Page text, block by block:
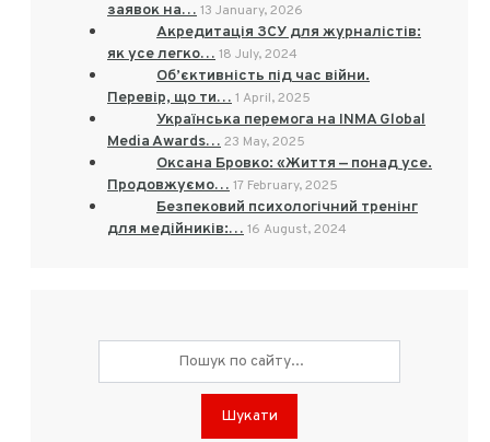
заявок на… 13 January, 2026
Акредитація ЗСУ для журналістів:
як усе легко… 18 July, 2024
Об’єктивність під час війни.
Перевір, що ти… 1 April, 2025
Українська перемога на INMA Global
Media Awards… 23 May, 2025
Оксана Бровко: «Життя — понад усе.
Продовжуємо… 17 February, 2025
Безпековий психологічний тренінг
для медійників:… 16 August, 2024
Шукати